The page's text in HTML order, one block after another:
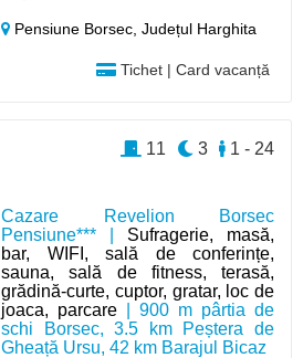
Pensiune Borsec,Județul Harghita
Tichet | Card vacanță
Cazare Revelion Borsec
Pensiune*** | Sufragerie, masă,
bar, WIFI, sală de conferințe,
sauna, sală de fitness, terasă,
grădină-curte, cuptor, gratar, loc de
joaca, parcare | 900 m pârtia de
schi Borsec, 3.5 km Peștera de
Gheață Ursu, 42 km Barajul Bicaz
1 - 24
3
11